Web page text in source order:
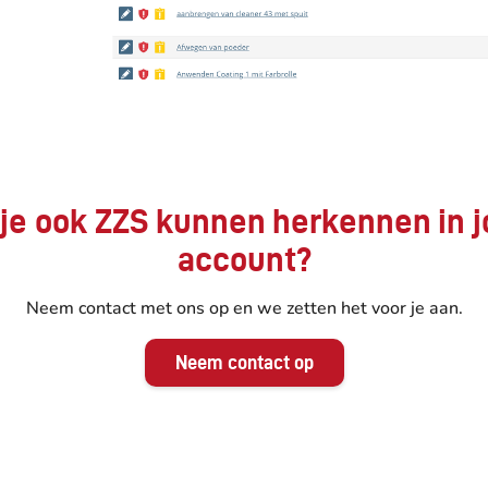
ook ZZS kunnen herkennen in
account?
Neem contact met ons op en we zetten het voor je aan.
Neem contact op